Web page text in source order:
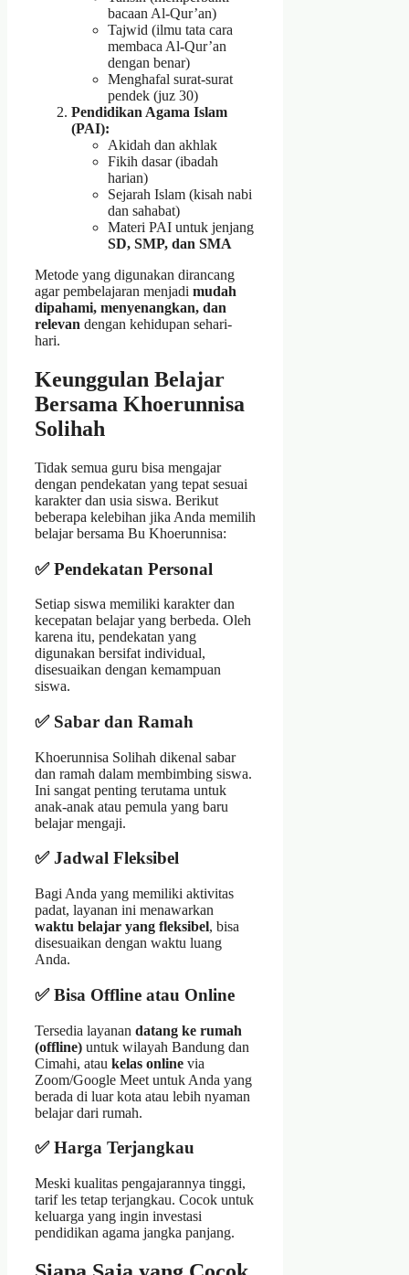
bacaan Al-Qur’an)
Tajwid (ilmu tata cara
membaca Al-Qur’an
dengan benar)
Menghafal surat-surat
pendek (juz 30)
Pendidikan Agama Islam
(PAI):
Akidah dan akhlak
Fikih dasar (ibadah
harian)
Sejarah Islam (kisah nabi
dan sahabat)
Materi PAI untuk jenjang
SD, SMP, dan SMA
Metode yang digunakan dirancang
agar pembelajaran menjadi mudah
dipahami, menyenangkan, dan
relevan dengan kehidupan sehari-
hari.
Keunggulan Belajar
Bersama Khoerunnisa
Solihah
Tidak semua guru bisa mengajar
dengan pendekatan yang tepat sesuai
karakter dan usia siswa. Berikut
beberapa kelebihan jika Anda memilih
belajar bersama Bu Khoerunnisa:
✅ Pendekatan Personal
Setiap siswa memiliki karakter dan
kecepatan belajar yang berbeda. Oleh
karena itu, pendekatan yang
digunakan bersifat individual,
disesuaikan dengan kemampuan
siswa.
✅ Sabar dan Ramah
Khoerunnisa Solihah dikenal sabar
dan ramah dalam membimbing siswa.
Ini sangat penting terutama untuk
anak-anak atau pemula yang baru
belajar mengaji.
✅ Jadwal Fleksibel
Bagi Anda yang memiliki aktivitas
padat, layanan ini menawarkan
waktu belajar yang fleksibel, bisa
disesuaikan dengan waktu luang
Anda.
✅ Bisa Offline atau Online
Tersedia layanan datang ke rumah
(offline) untuk wilayah Bandung dan
Cimahi, atau kelas online via
Zoom/Google Meet untuk Anda yang
berada di luar kota atau lebih nyaman
belajar dari rumah.
✅ Harga Terjangkau
Meski kualitas pengajarannya tinggi,
tarif les tetap terjangkau. Cocok untuk
keluarga yang ingin investasi
pendidikan agama jangka panjang.